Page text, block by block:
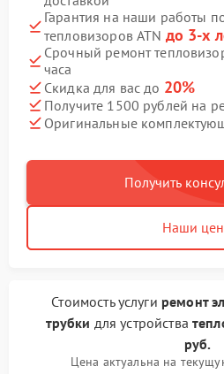
Гарантия на наши работы
тепловизоров ATN до 3-х
Срочный ремонт
часа
Скидка для вас до 20%
Получите 1500 рублей на
Оригинальные
Получить
Наши
Стоимость услуги ремонт
трубки для устройства
руб.
Цена актуальна на